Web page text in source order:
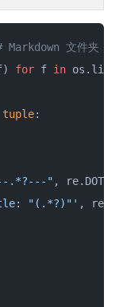
Markdown 文件夹
for f in
tuple:
.*?---" ,
"(.*?)"' ,